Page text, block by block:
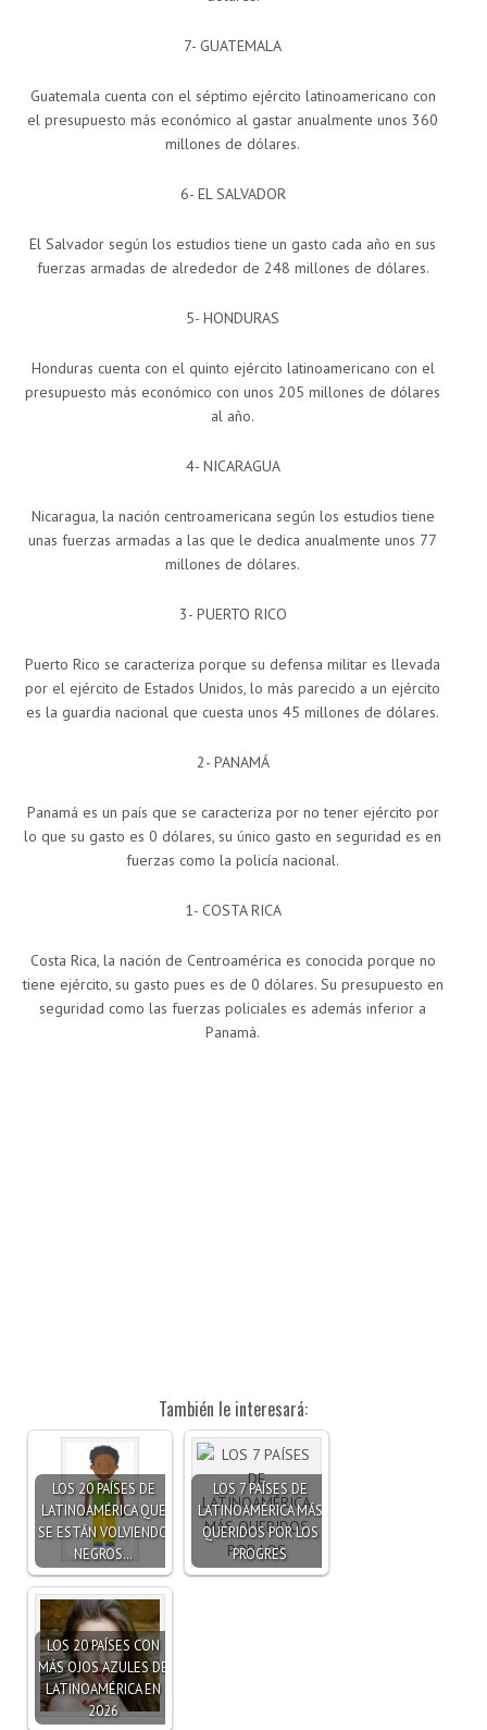
7- GUATEMALA
Guatemala cuenta con el séptimo ejército latinoamericano con
el presupuesto más económico al gastar anualmente unos 360
millones de dólares.
6- EL SALVADOR
El Salvador según los estudios tiene un gasto cada año en sus
fuerzas armadas de alrededor de 248 millones de dólares.
5- HONDURAS
Honduras cuenta con el quinto ejército latinoamericano con el
presupuesto más económico con unos 205 millones de dólares
al año.
4- NICARAGUA
Nicaragua, la nación centroamericana según los estudios tiene
unas fuerzas armadas a las que le dedica anualmente unos 77
millones de dólares.
3- PUERTO RICO
Puerto Rico se caracteriza porque su defensa militar es llevada
por el ejército de Estados Unidos, lo más parecido a un ejército
es la guardia nacional que cuesta unos 45 millones de dólares.
2- PANAMÁ
Panamá es un país que se caracteriza por no tener ejército por
lo que su gasto es 0 dólares, su único gasto en seguridad es en
fuerzas como la policía nacional.
1- COSTA RICA
Costa Rica, la nación de Centroamérica es conocida porque no
tiene ejército, su gasto pues es de 0 dólares. Su presupuesto en
seguridad como las fuerzas policiales es además inferior a
Panamá.
También le interesará:
LOS 20 PAÍSES DE
LATINOAMÉRICA QUE
SE ESTÁN VOLVIENDO
NEGROS…
LOS 7 PAÍSES DE
LATINOAMÉRICA MÁS
QUERIDOS POR LOS
PROGRES
LOS 20 PAÍSES CON
MÁS OJOS AZULES DE
LATINOAMÉRICA EN
2026